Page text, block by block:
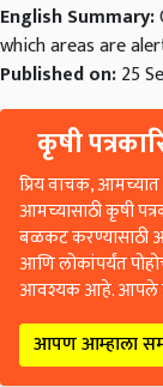
English Summary:
which areas are
Published on:25
कृषी
प्रिय वाचक,
आमच्यासाठी कृषी
बळकट करण्यासाठी
आणि लोकांपर्यंत
आवश्यक आहे. आपले
आपण आम्हाला